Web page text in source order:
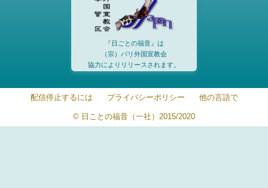
『日ごとの福音』は
（宗）パリ外国宣教会
協力によりリリースされます。
配信停止するには プライバシーポリシー 他の言語で
© 日ことの福音（一社）2015/2020